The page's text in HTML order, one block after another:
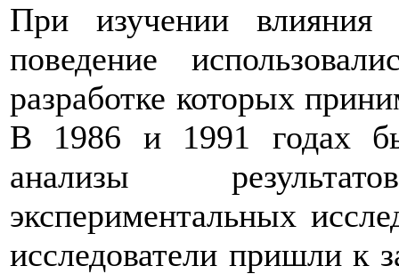
При изучении влияния
поведение
разработке которых
В 1986 и 1991 годах
анализы
экспериментальных
исследователи пришли к